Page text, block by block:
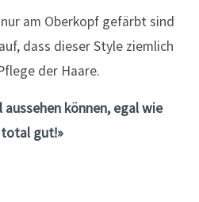
am Oberkopf gefärbt sind
dass dieser Style ziemlich
der Haare.
können, egal wie
total gut!»